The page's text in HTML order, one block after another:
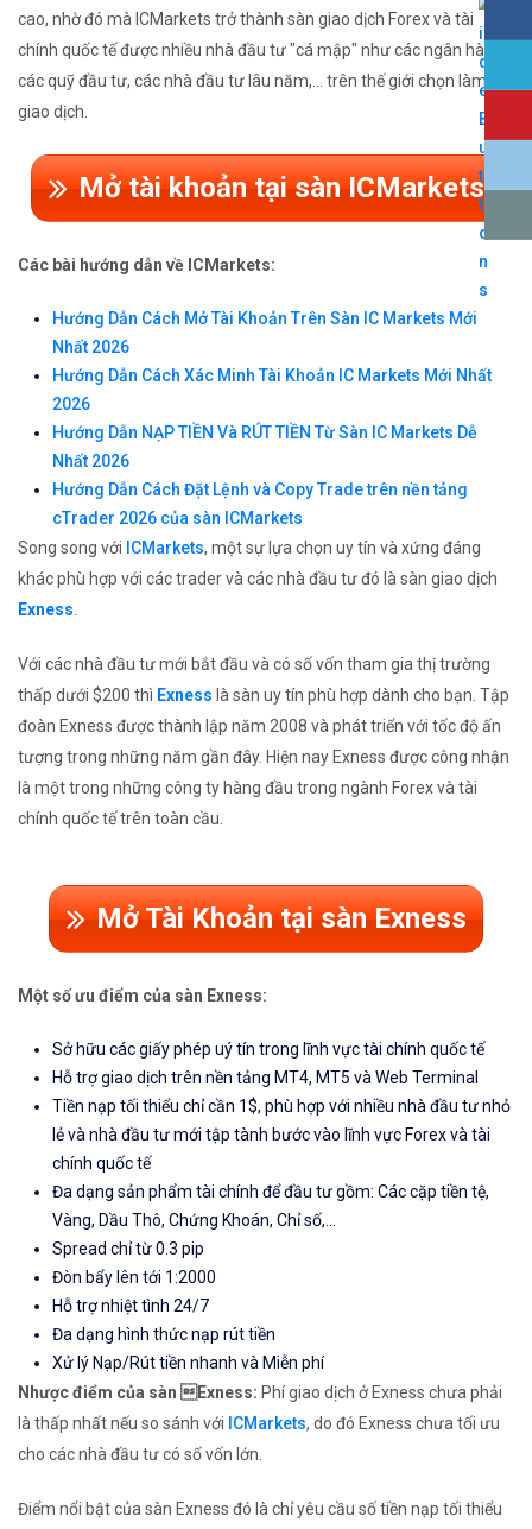
cao, nhờ đó mà ICMarkets trở thành sàn giao dịch Forex và tài
chính quốc tế được nhiều nhà đầu tư "cá mập" như các ngân hàng,
các quỹ đầu tư, các nhà đầu tư lâu năm,... trên thế giới chọn làm nơi
giao dịch.
Mở tài khoản tại sàn ICMarkets
Các bài hướng dẫn về ICMarkets:
Hướng Dẫn Cách Mở Tài Khoản Trên Sàn IC Markets Mới
Nhất 2026
Hướng Dẫn Cách Xác Minh Tài Khoản IC Markets Mới Nhất
2026
Hướng Dẫn NẠP TIỀN Và RÚT TIỀN Từ Sàn IC Markets Dễ
Nhất 2026
Hướng Dẫn Cách Đặt Lệnh và Copy Trade trên nền tảng
cTrader 2026 của sàn ICMarkets
Song song với ICMarkets, một sự lựa chọn uy tín và xứng đáng
khác phù hợp với các trader và các nhà đầu tư đó là sàn giao dịch
Exness.
Với các nhà đầu tư mới bắt đầu và có số vốn tham gia thị trường
thấp dưới $200 thì Exness là sàn uy tín phù hợp dành cho bạn. Tập
đoàn Exness được thành lập năm 2008 và phát triển với tốc độ ấn
tượng trong những năm gần đây. Hiện nay Exness được công nhận
là một trong những công ty hàng đầu trong ngành Forex và tài
chính quốc tế trên toàn cầu.
Mở Tài Khoản tại sàn Exness
Một số ưu điểm của sàn Exness:
Sở hữu các giấy phép uý tín trong lĩnh vực tài chính quốc tế
Hỗ trợ giao dịch trên nền tảng MT4, MT5 và Web Terminal
Tiền nạp tối thiểu chỉ cần 1$, phù hợp với nhiều nhà đầu tư nhỏ
lẻ và nhà đầu tư mới tập tành bước vào lĩnh vực Forex và tài
chính quốc tế
Đa dạng sản phẩm tài chính để đầu tư gồm: Các cặp tiền tệ,
Vàng, Dầu Thô, Chứng Khoán, Chỉ số,...
Spread chỉ từ 0.3 pip
Đòn bẩy lên tới 1:2000
Hỗ trợ nhiệt tình 24/7
Đa dạng hình thức nạp rút tiền
Xử lý Nạp/Rút tiền nhanh và Miễn phí
Nhược điểm của sàn Exness: Phí giao dịch ở Exness chưa phải
là thấp nhất nếu so sánh với ICMarkets, do đó Exness chưa tối ưu
cho các nhà đầu tư có số vốn lớn.
Điểm nổi bật của sàn Exness đó là chỉ yêu cầu số tiền nạp tối thiểu